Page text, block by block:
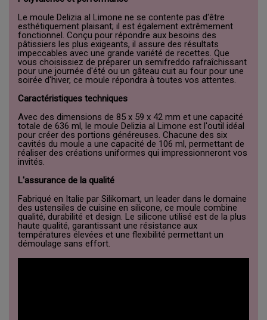
Le moule Delizia al Limone ne se contente pas d'être
esthétiquement plaisant; il est également extrêmement
fonctionnel. Conçu pour répondre aux besoins des
pâtissiers les plus exigeants, il assure des résultats
impeccables avec une grande variété de recettes. Que
vous choisissiez de préparer un semifreddo rafraîchissant
pour une journée d'été ou un gâteau cuit au four pour une
soirée d'hiver, ce moule répondra à toutes vos attentes.
Caractéristiques techniques
Avec des dimensions de 85 x 59 x 42 mm et une capacité
totale de 636 ml, le moule Delizia al Limone est l'outil idéal
pour créer des portions généreuses. Chacune des six
cavités du moule a une capacité de 106 ml, permettant de
réaliser des créations uniformes qui impressionneront vos
invités.
L'assurance de la qualité
Fabriqué en Italie par Silikomart, un leader dans le domaine
des ustensiles de cuisine en silicone, ce moule combine
qualité, durabilité et design. Le silicone utilisé est de la plus
haute qualité, garantissant une résistance aux
températures élevées et une flexibilité permettant un
démoulage sans effort.